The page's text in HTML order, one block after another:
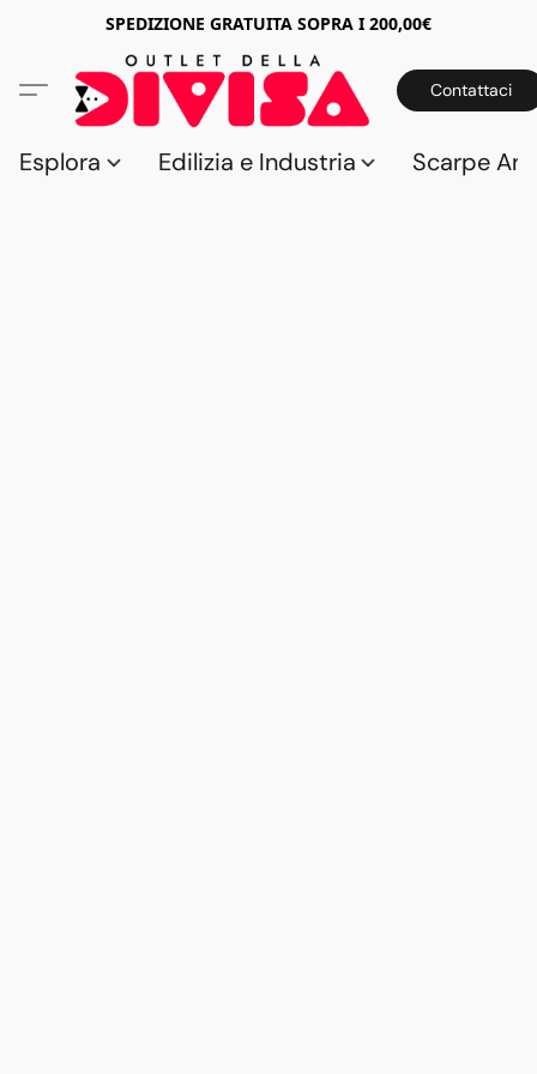
SPEDIZIONE GRATUITA SOPRA I 200,00€
Contattaci
Esplora Edilizia e Industria Scarpe